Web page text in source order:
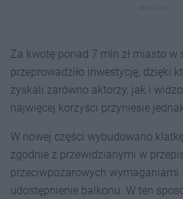
Za kwotę ponad 7 mln zł miasto w
przeprowadziło inwestycję, dzięki
zyskali zarówno aktorzy, jak i
najwięcej korzyści przyniesie
W nowej części wybudowano
zgodnie z przewidzianymi w
przeciwpożarowych wymaganiami
udostępnienie balkonu. W ten